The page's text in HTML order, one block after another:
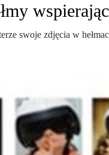
swoje zdjęcia w